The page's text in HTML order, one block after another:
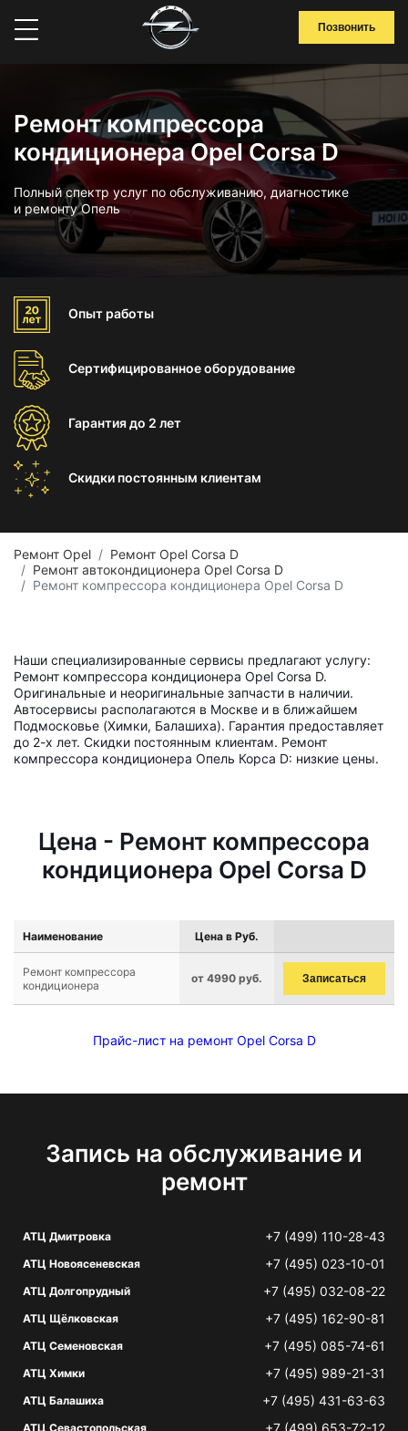
Позвонить
Ремонт компрессора
кондиционера Opel Corsa D
Полный спектр услуг по обслуживанию, диагностике
и ремонту Опель
Опыт работы
Сертифицированноеоборудование
Гарантиядо 2 лет
Скидки постоянным клиентам
Ремонт Opel
Ремонт Opel Corsa D
Ремонт автокондиционера Opel Corsa D
Ремонт компрессора кондиционера Opel Corsa D
Наши специализированные сервисы предлагают услугу:
Ремонт компрессора кондиционера Opel Corsa D.
Оригинальные и неоригинальные запчасти в наличии.
Автосервисы располагаются в Москве и в ближайшем
Подмосковье (Химки, Балашиха). Гарантия предоставляет
до 2-х лет. Скидки постоянным клиентам. Ремонт
компрессора кондиционера Опель Корса D: низкие цены.
Цена - Ремонт компрессора
кондиционера Opel Corsa D
Наименование Цена в Руб.
Ремонт компрессора
кондиционера
от 4990 руб. Записаться
Прайс-лист на ремонт Opel Corsa D
Запись на обслуживание и
ремонт
АТЦ Дмитровка +7 (499) 110-28-43
АТЦ Новоясеневская +7 (495) 023-10-01
АТЦ Долгопрудный +7 (495) 032-08-22
АТЦ Щёлковская +7 (495) 162-90-81
АТЦ Семеновская +7 (495) 085-74-61
АТЦ Химки +7 (495) 989-21-31
АТЦ Балашиха +7 (495) 431-63-63
АТЦ Севастопольская +7 (499) 653-72-12